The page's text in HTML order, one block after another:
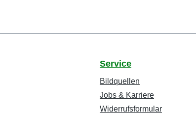
Service
Bildquellen
Jobs & Karriere
Widerrufsformular